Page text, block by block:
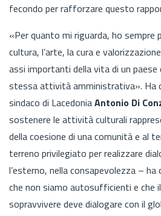
fecondo per rafforzare questo
«Per quanto mi riguarda, ho sempre
cultura, l’arte, la cura e
assi importanti della vita di un paese
stessa attività amministrativa». Ha
sindaco di LacedoniaAntonio Di
sostenere le attività culturali
della coesione di una comunità e al
terreno privilegiato per realizzare
l’esterno, nella consapevolezza – ha
che non siamo autosufficienti e che
sopravvivere deve dialogare con il